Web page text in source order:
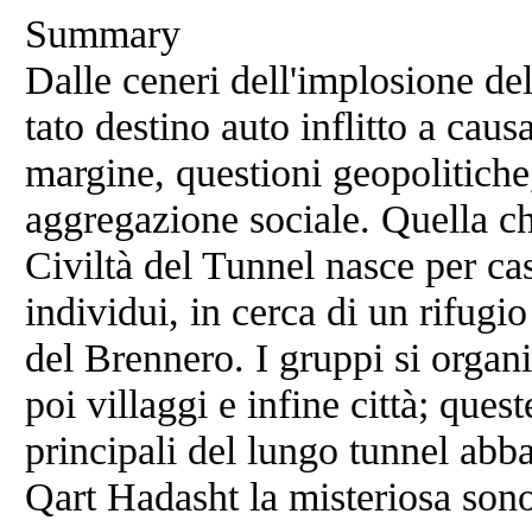
Summary
Dalle ceneri dell'implosione
tato destino auto inflitto a
margine, questioni
aggregazione sociale. Quella
Civiltà del Tunnel nasce per
individui, in cerca di un
del Brennero. I gruppi si
poi villaggi e infine città;
principali del lungo tunnel
Qart Hadasht la misteriosa